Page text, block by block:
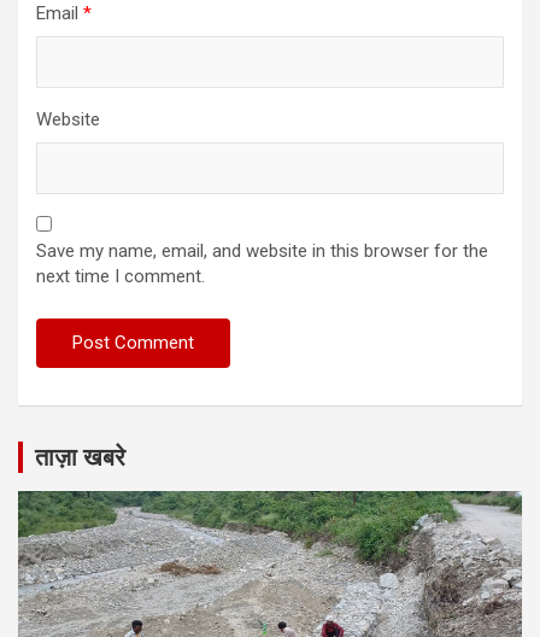
Email *
Website
Save my name, email, and website in this browser for the
next time I comment.
ताज़ा खबरे